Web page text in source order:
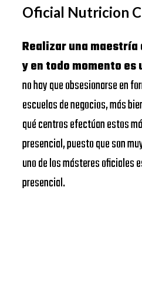
Oficial Nutricion
Realizar una
y en todo momento es
no hay que obsesionarse en
escuelas de negocios, más
qué centros efectúan estos
presencial, puesto que son
uno de los másteres oficiales
presencial.